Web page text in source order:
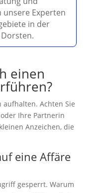
Experten
in der
einen
aufhalten. Achten Sie
Ihre Partnerin
Anzeichen, die
eine Affäre
gesperrt. Warum